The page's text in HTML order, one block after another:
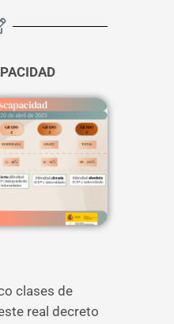
clases de
real decreto